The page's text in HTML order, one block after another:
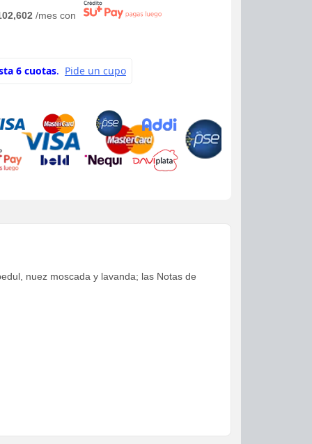
/mes con
nuez moscada y lavanda; las Notas de